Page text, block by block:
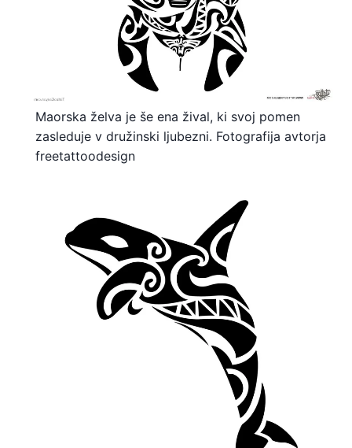
Maorska želva je še ena žival, ki svoj pomen
zasleduje v družinski ljubezni. Fotografija avtorja
freetattoodesign